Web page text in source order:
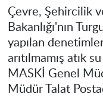
Çevre, Şehircilik
Bakanlığı'nın
yapılan
arıtılmamış atık
MASKİ Genel
Müdür Talat
Soma
Resmi İlanlar
Son Dakika
Haber Arşivi